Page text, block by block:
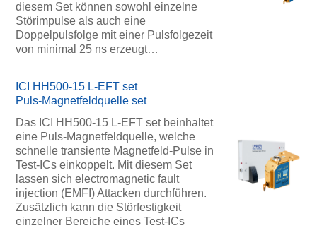
diesem Set können sowohl einzelne
Störimpulse als auch eine
Doppelpulsfolge mit einer Pulsfolgezeit
von minimal 25 ns erzeugt…
ICI HH500-15 L-EFT set
Puls-Magnetfeldquelle set
Das ICI HH500-15 L-EFT set beinhaltet
eine Puls-Magnetfeldquelle, welche
schnelle transiente Magnetfeld-Pulse in
Test-ICs einkoppelt. Mit diesem Set
lassen sich electromagnetic fault
injection (EMFI) Attacken durchführen.
Zusätzlich kann die Störfestigkeit
einzelner Bereiche eines Test-ICs